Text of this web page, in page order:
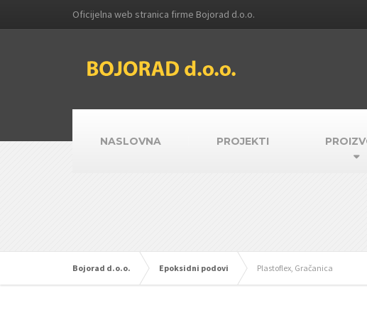
Oficijelna web stranica firme Bojorad d.o.o.
NASLOVNA PROJEKTI
Bojorad d.o.o. Epoksidni podovi Plastoflex, Gračanica